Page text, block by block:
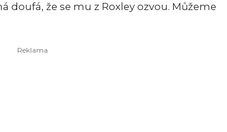
doufá, že se mu z Roxley ozvou. Můžeme